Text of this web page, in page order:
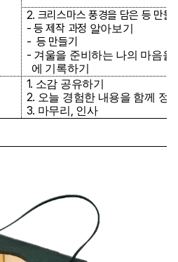
2. 크리스마스 풍경을 담은 등 만들
- 등 제작 과정 알아보기
- 등 만들기
- 겨울을 준비하는 나의 마음을
에 기록하기
1. 소감 공유하기
2. 오늘 경험한 내용을 함께 정
3. 마무리 , 인사